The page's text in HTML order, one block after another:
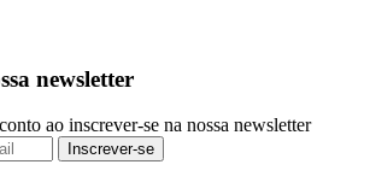
newsletter
ao inscrever-se na nossa newsletter
Inscrever-se